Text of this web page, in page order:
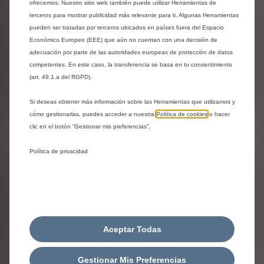
108,90€ -
+
ofrecemos. Nuestro sitio web también puede utilizar Herramientas de
terceros para mostrar publicidad más relevante para ti. Algunas Herramientas
pueden ser tratadas por terceros ubicados en países fuera del Espacio
Económico Europeo (EEE) que aún no cuentan con una decisión de
adecuación por parte de las autoridades europeas de protección de datos
competentes. En este caso, la transferencia se basa en tu consentimiento
(art. 49.1.a del RGPD).
Si deseas obtener más información sobre las Herramientas que utilizamos y
cómo gestionarlas, puedes acceder a nuestra Política de cookies o hacer
clic en el botón “Gestionar mis preferencias”.
Política de privacidad
Gestionar Mis Preferencias
Aceptar Todas